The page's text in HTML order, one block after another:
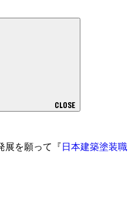
CLOSE
展を願って『 日本建築塗装職